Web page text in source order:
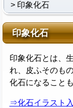
印象化石
印象化石
印象化石とは、
れ、皮ふそのも
化石になること
⇒化石イラスト